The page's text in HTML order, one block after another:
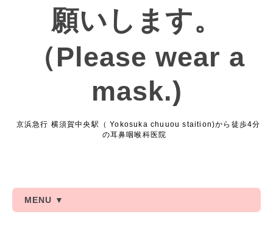
願いします。
（Please wear a
mask.)
京浜急行 横須賀中央駅（ Yokosuka chuuou staition)から徒歩4分
の耳鼻咽喉科医院
MENU ▼